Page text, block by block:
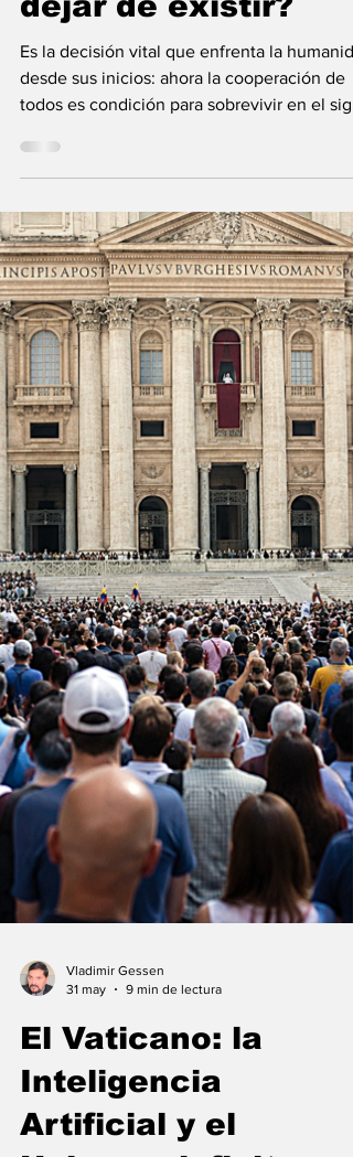
10 jun
14 min de lectura
¿Vivir y convivir… o
dejar de existir?
Es la decisión vital que enfrenta la
desde sus inicios: ahora la cooperación de
todos es condición para sobrevivir en el
21